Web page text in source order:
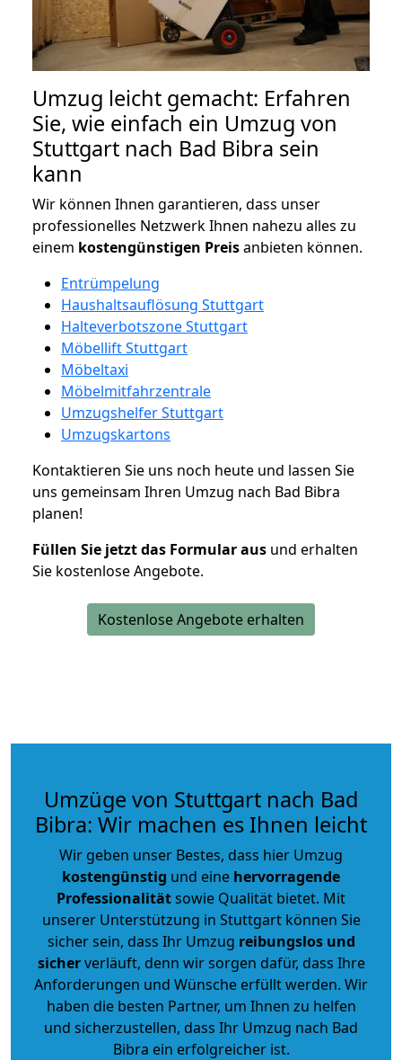
Umzug leicht gemacht: Erfahren
Sie, wie einfach ein Umzug von
Stuttgart nach Bad Bibra sein
kann
Wir können Ihnen garantieren, dass unser
professionelles Netzwerk Ihnen nahezu alles zu
einem kostengünstigen Preisanbieten können.
Entrümpelung
Haushaltsauflösung Stuttgart
Halteverbotszone Stuttgart
Möbellift Stuttgart
Möbeltaxi
Möbelmitfahrzentrale
Umzugshelfer Stuttgart
Umzugskartons
Kontaktieren Sie uns noch heute und lassen Sie
uns gemeinsam Ihren Umzug nach Bad Bibra
planen!
Füllen Sie jetzt das Formular aus und erhalten
Sie kostenlose Angebote.
Kostenlose Angebote erhalten
Umzüge von Stuttgart nach Bad
Bibra: Wir machen es Ihnen leicht
Wir geben unser Bestes, dass hier Umzug
kostengünstig und eine hervorragende
Professionalitätsowie Qualität bietet. Mit
unserer Unterstützung in Stuttgart können Sie
sicher sein, dass Ihr Umzug reibungslos und
sicherverläuft, denn wir sorgen dafür, dass Ihre
Anforderungen und Wünsche erfüllt werden. Wir
haben die besten Partner, um Ihnen zu helfen
und sicherzustellen, dass Ihr Umzug nach Bad
Bibra ein erfolgreicher ist.